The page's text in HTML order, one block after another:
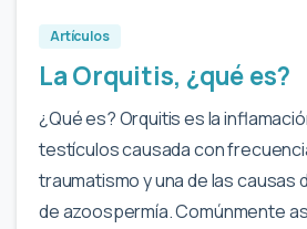
Artículos
La Orquitis, ¿qué es?
¿Qué es? Orquitis es la
testículos causada con
traumatismo y una de las causas
de azoospermía. Comúnmente